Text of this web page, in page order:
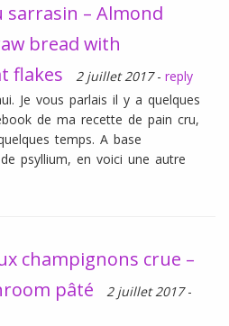
sarrasin – Almond
bread with
flakes
2 juillet 2017 - reply
Je vous parlais il y a quelques
de ma recette de pain cru,
temps. A base
psyllium, en voici une autre
champignons crue –
pâté
2 juillet 2017 -